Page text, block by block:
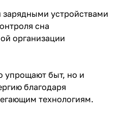
устройствами
сна
организации
упрощают быт, но и
благодаря
технологиям.